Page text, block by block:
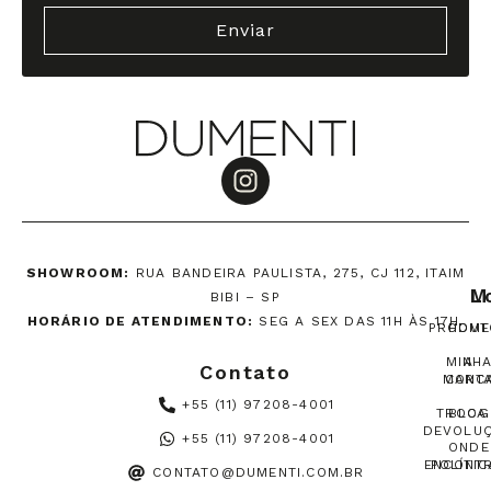
Enviar
HOME
A
BLOG
ONDE
TROCA
SHOWROOM:
RUA BANDEIRA PAULISTA, 275, CJ 112, ITAIM
BIBI – SP
HORÁRIO DE ATENDIMENTO: SEG A SEX DAS 11H ÀS 17H.
Contato
+55 (11) 97208-4001
+55 (11) 97208-4001
CONTATO@DUMENTI.COM.BR